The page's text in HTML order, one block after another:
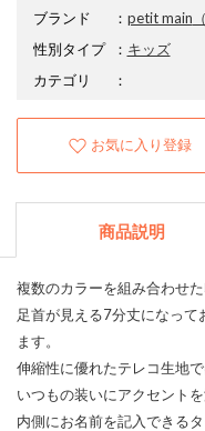
ブランド ： petit main
性別タイプ
： キッズ
カテゴリ
：
お気に入り登録
商品説明
複数のカラーを組み合わせ
足首が見える7分丈になって
ます。
伸縮性に優れたテレコ生地
いつもの装いにアクセント
内側にお名前を記入できるタ